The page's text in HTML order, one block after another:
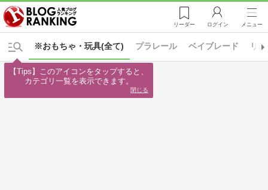
リーダー ログイン メニュー
※おもちゃ・玩具(全て) プラレール ベイブレード リ
【Tips】このアイコンをタップすると、
カテゴリ一覧を表示できます。
閉じる